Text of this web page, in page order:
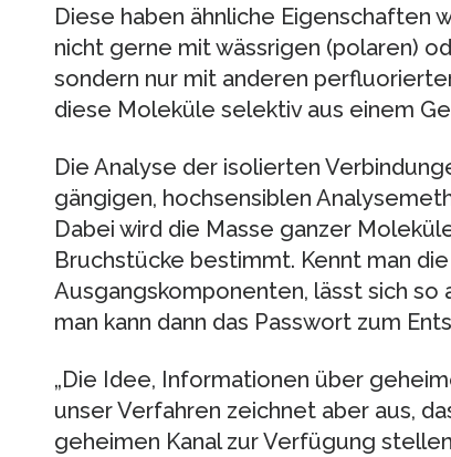
Diese haben ähnliche Eigenschaften
nicht gerne mit wässrigen (polaren)
sondern nur mit anderen
diese Moleküle selektiv aus einem
Die Analyse der isolierten
gängigen, hochsensiblen
Dabei wird die Masse ganzer
Bruchstücke bestimmt. Kennt man
Ausgangskomponenten, lässt sich so
man kann dann das Passwort zum
„Die Idee, Informationen über
unser Verfahren zeichnet aber aus,
geheimen Kanal zur Verfügung